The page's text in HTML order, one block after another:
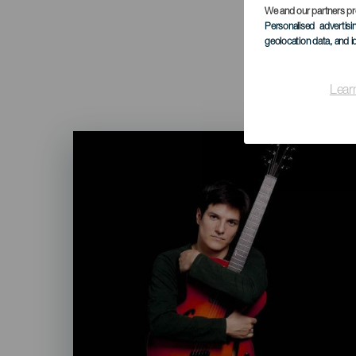
We and our partners
Personalised
geolocation data, and